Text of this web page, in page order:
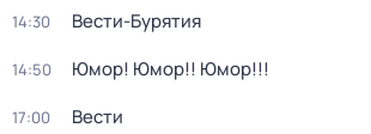
14:30 Вести-Бурятия
14:50 Юмор! Юмор!! Юмор!!!
17:00 Вести